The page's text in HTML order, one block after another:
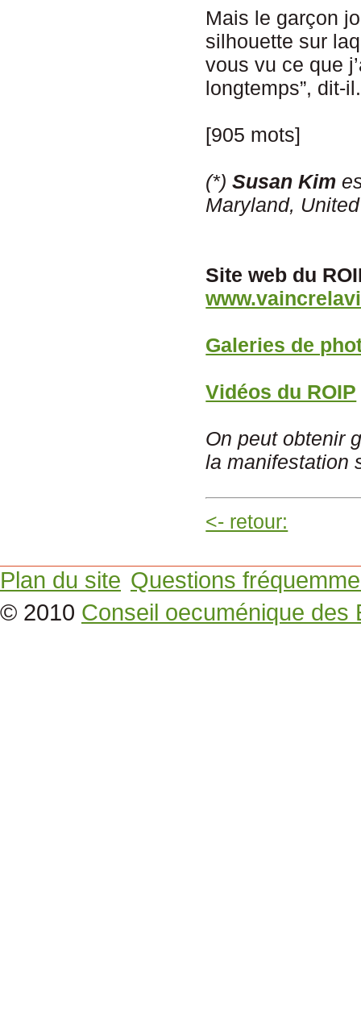
Mais le garçon
silhouette sur
vous vu ce que
longtemps”, dit-
[905 mots]
(*)Susan Kim
Maryland,
Site web du
Galeries de
Vidéos du ROIP
On peut obtenir
la manifestation
<- retour:
Plan du site Questions
© 2010 Conseil oecuménique des